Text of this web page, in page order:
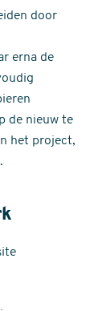
door
erna de
de nieuw te
het project,